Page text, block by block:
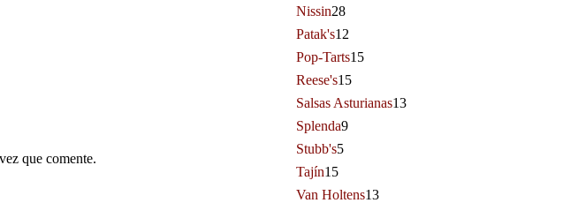
que comente.
Nissin28
Patak's12
Pop-Tarts15
Reese's15
Salsas Asturianas13
Splenda9
Stubb's5
Tajín15
Van Holtens13